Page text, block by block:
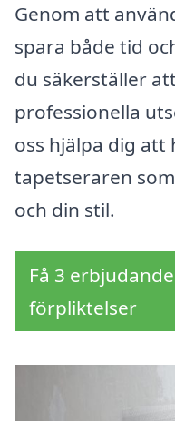
Genom att
spara både tid
du säkerställer
professionella
oss hjälpa dig
tapetseraren
och din stil.
Få 3
förpliktelser